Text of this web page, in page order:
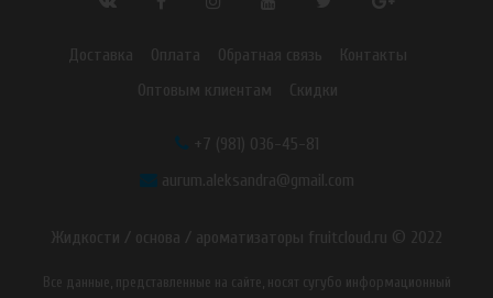
Доставка Оплата Обратная связь
Контакты
Оптовым клиентам
Скидки
+7 (981) 036-45-81
aurum.aleksandra@gmail.com
Жидкости / основа / ароматизаторы fruitcloud.ru © 2022
Все данные, представленные на сайте, носят сугубо информационный